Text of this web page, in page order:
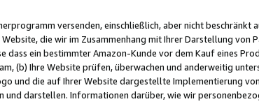
versenden, einschließlich, aber nicht beschränkt
die wir im Zusammenhang mit Ihrer Darstellung von
dass ein bestimmter Amazon-Kunde vor dem Kauf eines
(b) Ihre Website prüfen, überwachen und anderweitig
und die auf Ihrer Website dargestellte Implementierung
darstellen. Informationen darüber, wie wir